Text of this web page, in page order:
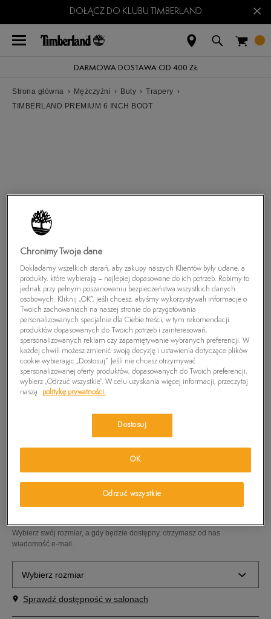
DOŁĄCZ DO KLUBU TIMBERLAND ×
DARMOWA DOSTAWA OD 400 ZŁ
Strona główna › Mężczyźni › Buty › Trapery ›
TIMBERLAND PREMIUM 6 INCH BOOT
TIMBERLAND PREMIUM 6 INCH BOOT
579,99zł
Wybierz swój rozmiar, a gdy będzie dostępny, otrzymasz od nas
wiadomość e-mail.
Wybierz rozmiar
Rozmiary EU
Sprawdź dostępność w salonach
Chronimy Twoje dane
Dokładamy wszelkich starań, aby zakupy naszych Klientów były udane, a
produkty, które wybierają – najlepiej dopasowane do ich potrzeb. Robimy to
jednak przy pełnym poszanowaniu bezpieczeństwa wszystkich danych
osobowych. Kliknij „OK”, jeśli chcesz, abyśmy wykorzystywali informacje o
Twoich zachowaniach na naszej stronie do przygotowania
personalizowanych specjalnie dla Ciebie treści, w tym rekomendacji
produktów dopasowanych do Twoich potrzeb i zainteresowań,
spersonalizowanych reklam czy zapamiętywanie wybranych preferencji. W
każdej chwili możesz zmienić swoją decyzję i ustawienia dotyczące plików
cookie wybierając „Dostosuj”. Jeśli nie chcesz otrzymywać
spersonalizowanej oferty produktów, dopasowanych do Twoich preferencji,
wybierz „Odrzuć wszystkie”. W celu uzyskania więcej informacji, przeczytaj
naszą
politykę prywatności.
Dostosuj
Odrzuć wszystkie
OK